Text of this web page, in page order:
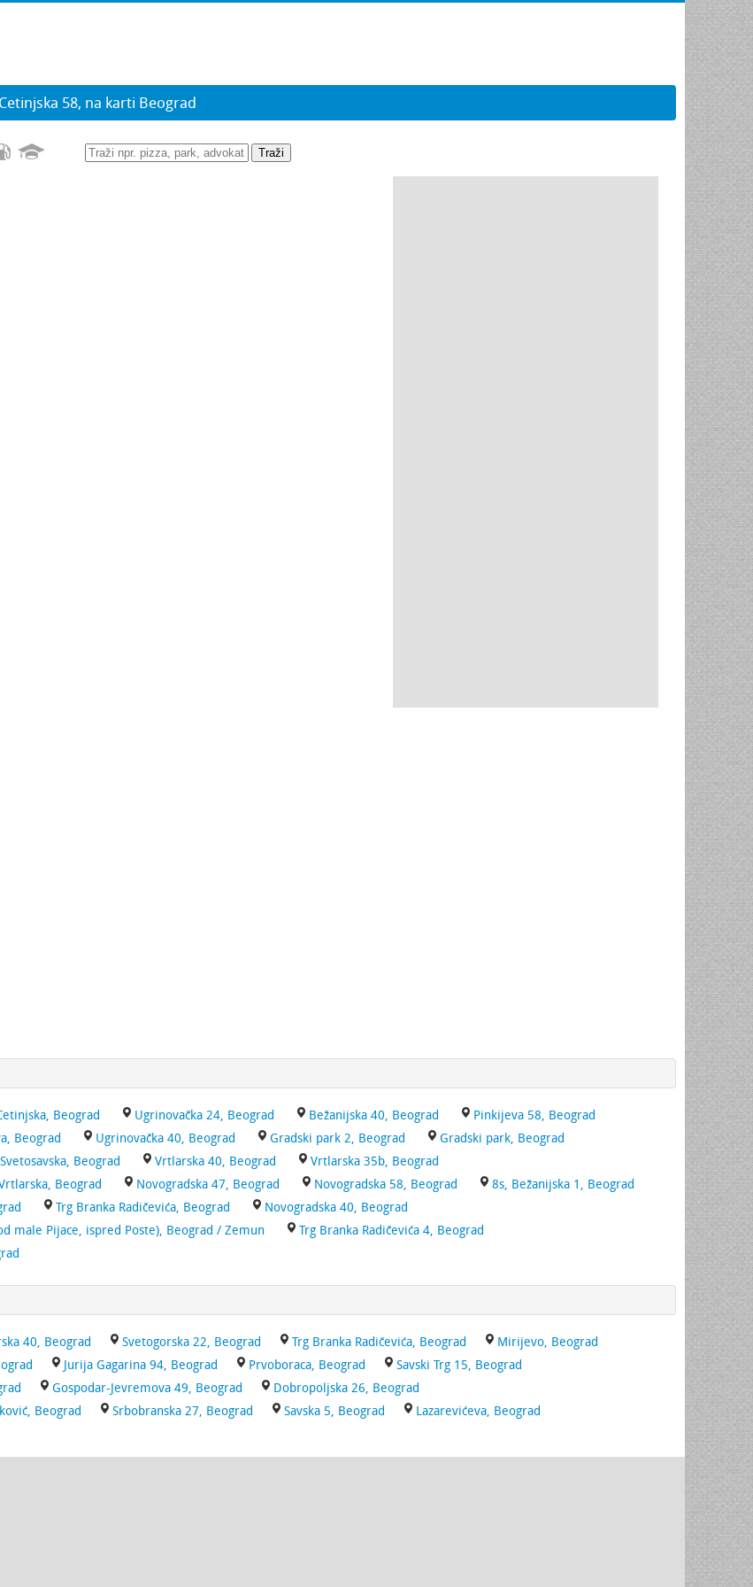
Cetinjska 58, na karti Beograd
Traži
Beograd Ugrinovačka 24, Beograd Bežanijska 40, Beograd
Pinkijeva 58, Beograd
Beograd Ugrinovačka 40, Beograd Gradski park 2, Beograd
Gradski park, Beograd
Svetosavska, Beograd Vrtlarska 40, Beograd
Vrtlarska 35b, Beograd
Beograd Novogradska 47, Beograd Novogradska 58, Beograd
8s, Bežanijska 1, Beograd
Trg Branka Radičevića, Beograd
Novogradska 40, Beograd
male Pijace, ispred Poste), Beograd / Zemun
Trg Branka Radičevića 4, Beograd
40, Beograd Svetogorska 22, Beograd Trg Branka Radičevića, Beograd
Mirijevo, Beograd
Jurija Gagarina 94, Beograd Prvoboraca, Beograd
Savski Trg 15, Beograd
Gospodar-Jevremova 49, Beograd
Dobropoljska 26, Beograd
Beograd Srbobranska 27, Beograd Savska 5, Beograd Lazarevićeva, Beograd